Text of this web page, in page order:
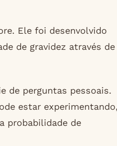
Ele foi desenvolvido
de gravidez através de
de perguntas pessoais.
estar
probabilidade de